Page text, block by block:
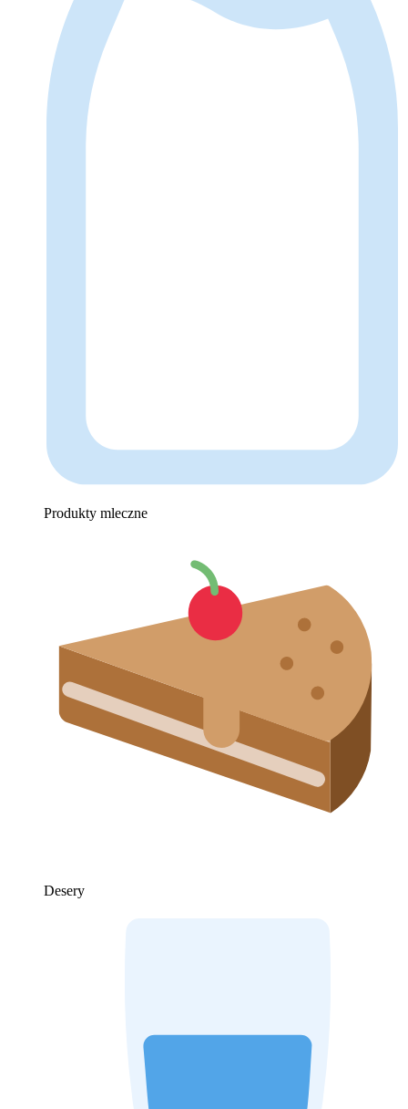
Produkty mleczne
Desery